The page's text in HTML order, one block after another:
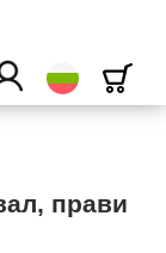
български
прави